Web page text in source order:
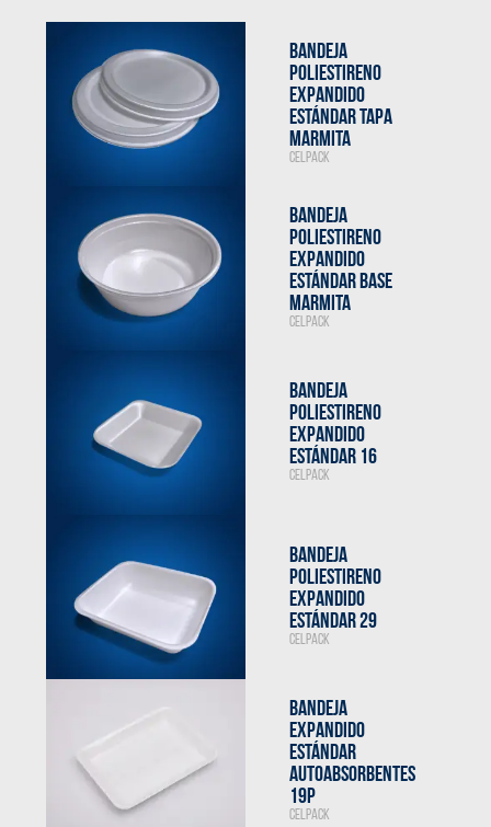
BANDEJA
POLIESTIRENO
EXPANDIDO
ESTÁNDAR TAPA
MARMITA
CELPACK
BANDEJA
POLIESTIRENO
EXPANDIDO
ESTÁNDAR BASE
MARMITA
CELPACK
BANDEJA
POLIESTIRENO
EXPANDIDO
ESTÁNDAR 16
CELPACK
BANDEJA
POLIESTIRENO
EXPANDIDO
ESTÁNDAR 29
CELPACK
BANDEJA
EXPANDIDO
ESTÁNDAR
AUTOABSORBENTES
19P
CELPACK